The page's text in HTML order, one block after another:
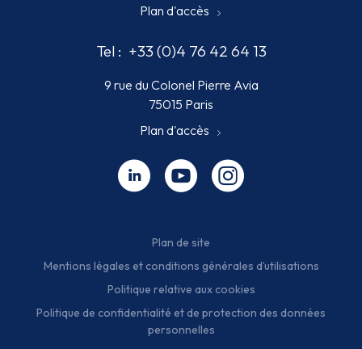
Plan d'accès
Tel : +33 (0)4 76 42 64 13
9 rue du Colonel Pierre Avia
75015 Paris
Plan d'accès
Linkedin - nouvelle fenêtre
Youtube - nouvelle fenêtre
Instagram - nouvelle
Plan de site
Mentions légales et conditions générales d’utilisations
Politique relative aux cookies
Politique de confidentialité et de protection des données
personnelles